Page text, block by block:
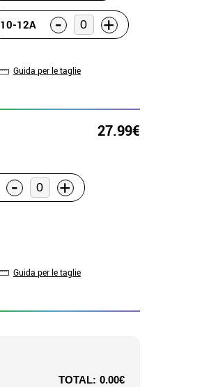
10-12A - +
Guida per le taglie
27.99€
- +
Guida per le taglie
TOTAL: 0.00€